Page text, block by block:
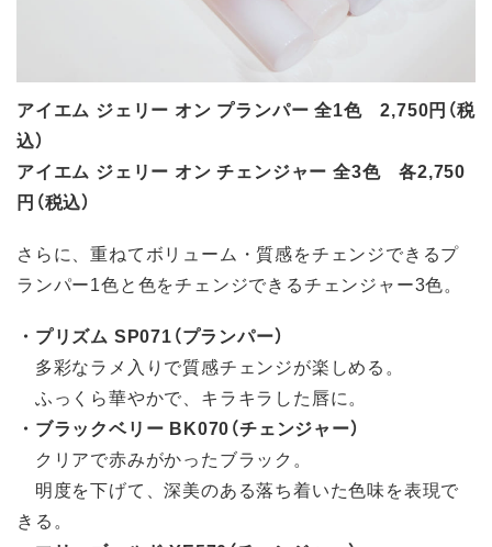
アイエム ジェリー オン プランパー 全1色 2,750円（税
込）
アイエム ジェリー オン チェンジャー 全3色 各2,750
円（税込）
さらに、重ねてボリューム・質感をチェンジできるプ
ランパー1色と色をチェンジできるチェンジャー3色。
・プリズム SP071（プランパー）
多彩なラメ入りで質感チェンジが楽しめる。
ふっくら華やかで、キラキラした唇に。
・ブラックベリー BK070（チェンジャー）
クリアで赤みがかったブラック。
明度を下げて、深美のある落ち着いた色味を表現で
きる。